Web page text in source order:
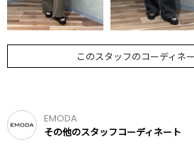
このスタッフのコーディネ
EMODA
その他のスタッフコーディネート